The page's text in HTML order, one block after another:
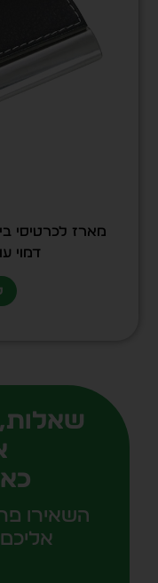
מארז לכרטיסי
דמוי
שאלות,
השאירו